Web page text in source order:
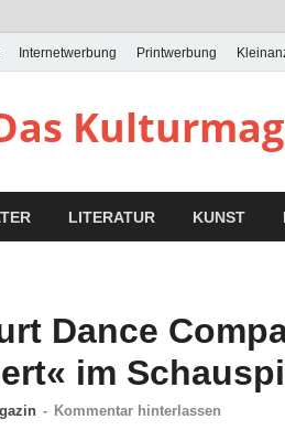
Internetwerbung Printwerbung
LITERATUR KUNST
Dance
im
- Kommentar hinterlassen